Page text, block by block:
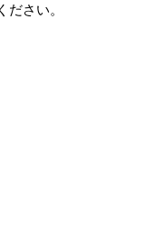
さい。